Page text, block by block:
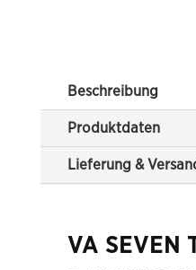
Beschreibung
Produktdaten
Lieferung &
VA SEVEN